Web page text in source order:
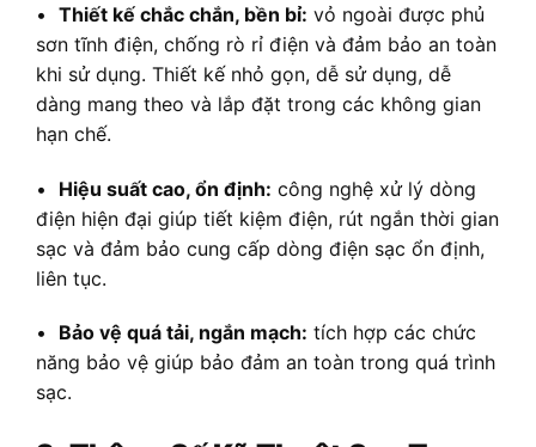
• Thiết kế chắc chắn, bền bỉ: vỏ ngoài được phủ
sơn tĩnh điện, chống rò rỉ điện và đảm bảo an toàn
khi sử dụng. Thiết kế nhỏ gọn, dễ sử dụng, dễ
dàng mang theo và lắp đặt trong các không gian
hạn chế.
• Hiệu suất cao, ổn định: công nghệ xử lý dòng
điện hiện đại giúp tiết kiệm điện, rút ngắn thời gian
sạc và đảm bảo cung cấp dòng điện sạc ổn định,
liên tục.
• Bảo vệ quá tải, ngắn mạch: tích hợp các chức
năng bảo vệ giúp bảo đảm an toàn trong quá trình
sạc.